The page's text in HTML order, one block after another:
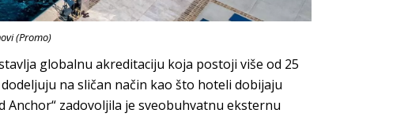
(Promo)
globalnu akreditaciju koja postoji više od 25
na sličan način kao što hoteli dobijaju
Anchor“ zadovoljila je sveobuhvatnu eksternu